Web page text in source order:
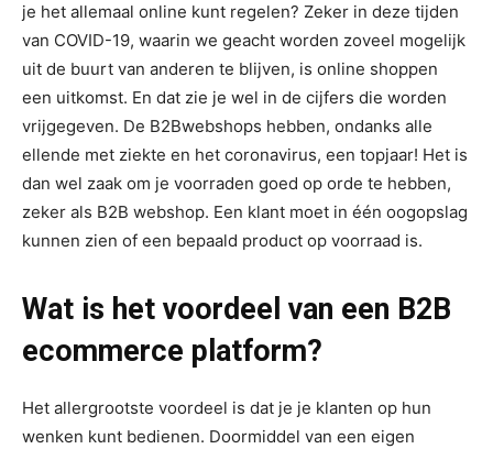
je het allemaal online kunt regelen? Zeker in deze tijden
van COVID-19, waarin we geacht worden zoveel mogelijk
uit de buurt van anderen te blijven, is online shoppen
een uitkomst. En dat zie je wel in de cijfers die worden
vrijgegeven. De B2Bwebshops hebben, ondanks alle
ellende met ziekte en het coronavirus, een topjaar! Het is
dan wel zaak om je voorraden goed op orde te hebben,
zeker als B2B webshop. Een klant moet in één oogopslag
kunnen zien of een bepaald product op voorraad is.
Wat is het voordeel van een B2B
ecommerce platform?
Het allergrootste voordeel is dat je je klanten op hun
wenken kunt bedienen. Doormiddel van een eigen